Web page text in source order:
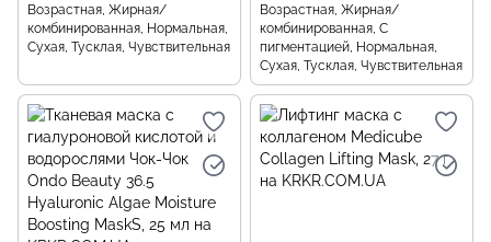
Возрастная, Жирная/
комбинированная, Нормальная,
Сухая, Тусклая, Чувствительная
Возрастная, Жирная/
комбинированная, С
пигментацией, Нормальная,
Сухая, Тусклая, Чувствительная